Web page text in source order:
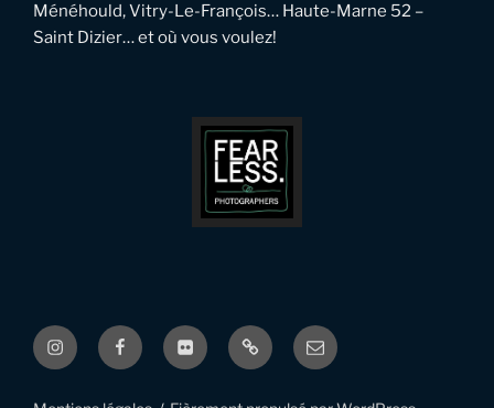
Ménéhould, Vitry-Le-François… Haute-Marne 52 –
Saint Dizier… et où vous voulez!
InstagramFacebookFlickr PinterestEmail